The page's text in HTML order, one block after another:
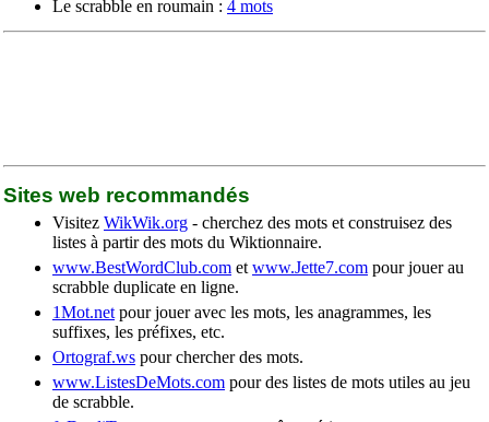
Le scrabble en roumain : 4 mots
Sites web recommandés
Visitez WikWik.org - cherchez des mots et construisez des
listes à partir des mots du Wiktionnaire.
www.BestWordClub.com et www.Jette7.com pour jouer au
scrabble duplicate en ligne.
1Mot.net pour jouer avec les mots, les anagrammes, les
suffixes, les préfixes, etc.
Ortograf.ws pour chercher des mots.
www.ListesDeMots.com pour des listes de mots utiles au jeu
de scrabble.